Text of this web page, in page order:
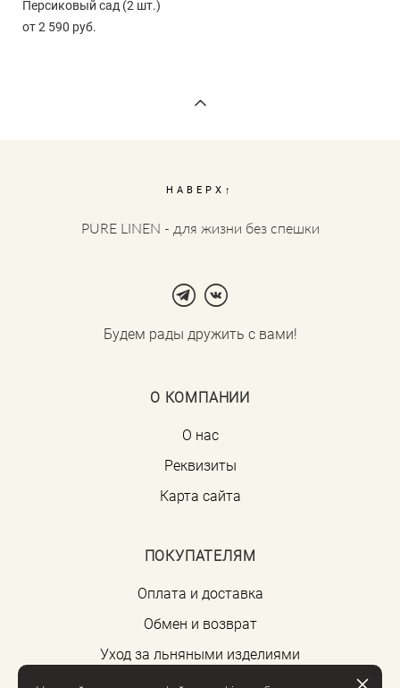
Персиковый сад (2 шт.)
от 2 590 pуб.
НАВЕРХ↑
PURE LINEN - для жизни без спешки
Будем рады дружить с вами!
О КОМПАНИИ
О нас
Реквизиты
Карта сайта
ПОКУПАТЕЛЯМ
Оплата и доставка
Обмен и возврат
Уход за льняными изделиями